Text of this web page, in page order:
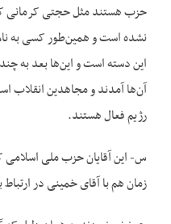
حزب هستند مثل حجتی کرمانی
نشده است و همین‌طور کسی به نام
این دسته است و این‌ها بعد به
آن‌ها آمدند و مجاهدین انقلاب
رژیم فعال هستند.
س- این آقایان حزب ملی اسلامی
زمان هم با آقای خمینی در